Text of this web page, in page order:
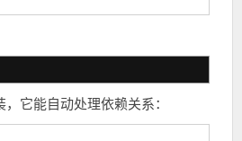
它能自动处理依赖关系：